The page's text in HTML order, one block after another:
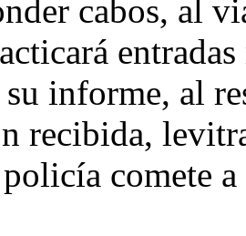
cabos, al
informe, al
recibida,
comete